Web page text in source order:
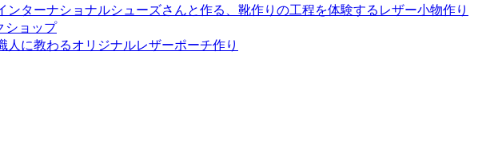
ターナショナルシューズさんと作る、靴作りの工程を体験するレザー小物作り
ショップ
に教わるオリジナルレザーポーチ作り